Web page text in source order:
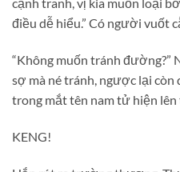
cạnh tranh, vị kia muốn loại
điều dễ hiểu.” Có người vuốt
“Không muốn tránh đường?”
sợ mà né tránh, ngược lại
trong mắt tên nam tử hiện
KENG!